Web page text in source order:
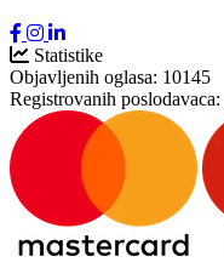
Statistike
Objavljenih oglasa: 10145
Registrovanih poslodavaca: